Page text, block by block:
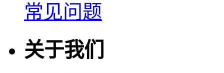
常见问题
关于我们